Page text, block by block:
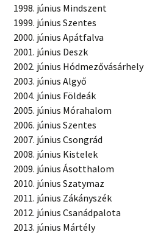
június Mindszent
június Szentes
június Apátfalva
június Deszk
június Hódmezővásárhely
június Algyő
június Földeák
június Mórahalom
június Szentes
június Csongrád
június Kistelek
június Ásotthalom
június Szatymaz
június Zákányszék
június Csanádpalota
június Mártély